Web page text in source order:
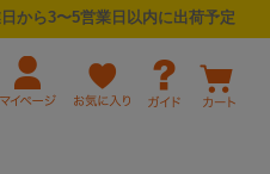
から3〜5営業日以内に出荷予定